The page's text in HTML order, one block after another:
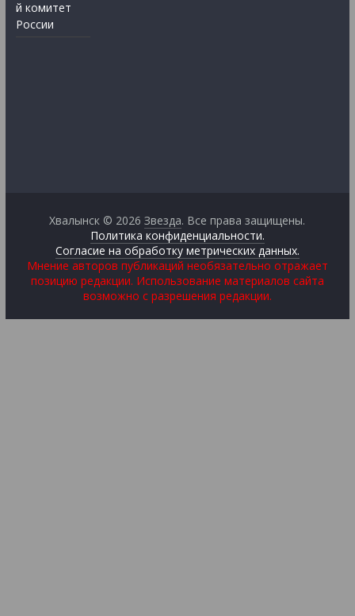
й комитет
России
Хвалынск © 2026Звезда. Все права защищены.
Политика конфиденциальности.
Согласие на обработку метрических данных.
Мнение авторов публикаций необязательно отражает
позицию редакции. Использование материалов сайта
возможно с разрешения редакции.